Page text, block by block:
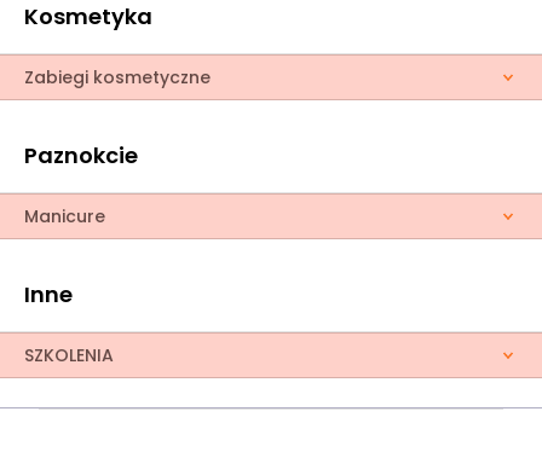
Kosmetyka
Zabiegi kosmetyczne
Paznokcie
Manicure
Inne
SZKOLENIA